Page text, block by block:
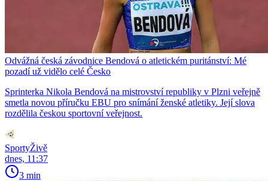
Odvážná česká závodnice Bendová o atletickém puritánství: Mé
pozadí už vidělo celé Česko
Sprinterka Nikola Bendová na mistrovství republiky v Plzni veřejně
smetla novou příručku EBU pro snímání ženské atletiky. Její slova
rozdělila českou sportovní veřejnost.
SportyŽivě
dnes, 11:37
3 min